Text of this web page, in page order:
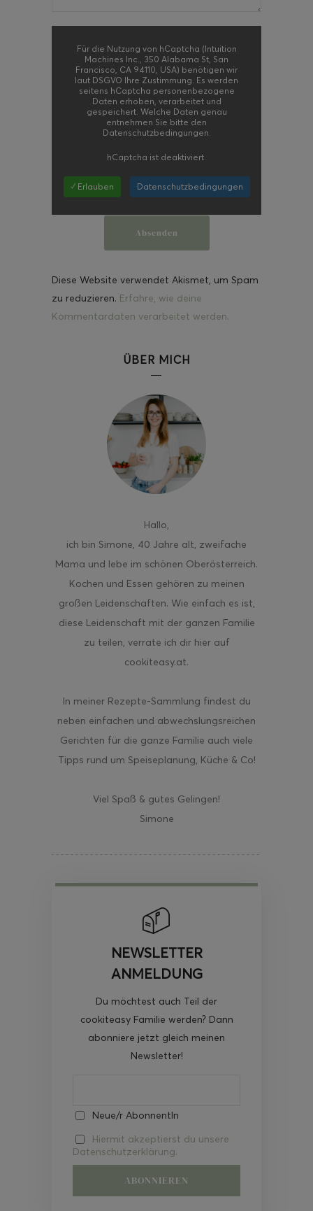
Für die Nutzung von hCaptcha (Intuition
Machines Inc., 350 Alabama St, San
Francisco, CA 94110, USA) benötigen wir
laut DSGVO Ihre Zustimmung. Es werden
seitens hCaptcha personenbezogene
Daten erhoben, verarbeitet und
gespeichert. Welche Daten genau
entnehmen Sie bitte den
Datenschutzbedingungen.
hCaptcha ist deaktiviert.
✓ Erlauben Datenschutzbedingungen
Diese Website verwendet Akismet, um Spam
zu reduzieren. Erfahre, wie deine
Kommentardaten verarbeitet werden.
ÜBER MICH
Hallo,
ich bin Simone, 40 Jahre alt, zweifache
Mama und lebe im schönen Oberösterreich.
Kochen und Essen gehören zu meinen
großen Leidenschaften. Wie einfach es ist,
diese Leidenschaft mit der ganzen Familie
zu teilen, verrate ich dir hier auf
cookiteasy.at.
In meiner Rezepte-Sammlung findest du
neben einfachen und abwechslungsreichen
Gerichten für die ganze Familie auch viele
Tipps rund um Speiseplanung, Küche & Co!
Viel Spaß & gutes Gelingen!
Simone
NEWSLETTER
ANMELDUNG
Du möchtest auch Teil der
cookiteasy Familie werden? Dann
abonniere jetzt gleich meinen
Newsletter!
Neue/r AbonnentIn
Hiermit akzeptierst du unsere
Datenschutzerklärung.